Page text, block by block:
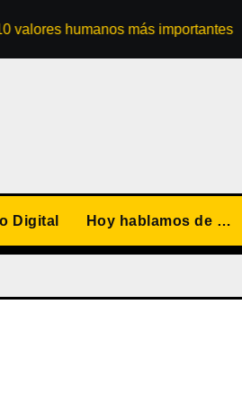
humanos más importantes
Digital Hoy hablamos de …